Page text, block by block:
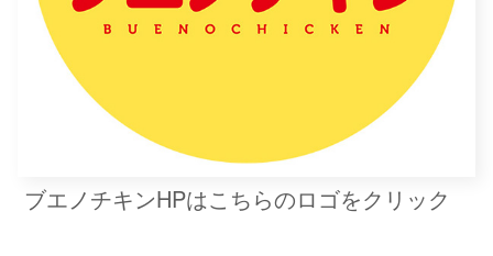
ブエノチキンHPはこちらのロゴをクリック